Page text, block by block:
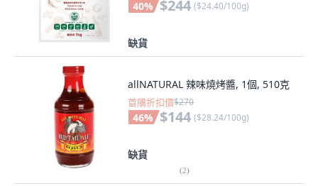
40% $244 ($24.40/100g)
缺貨
allNATURAL 辣味燒烤醬, 1個, 510克
首購折扣價$270
46% $144 ($28.24/100g)
缺貨
(2)